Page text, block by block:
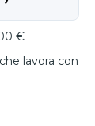
€
lavora con